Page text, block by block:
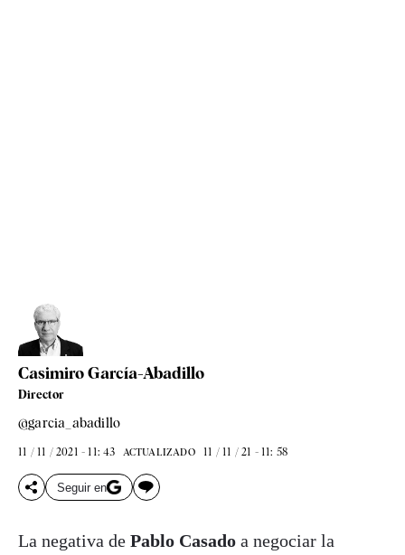
Casimiro García-Abadillo
Director
@garcia_abadillo
11 / 11 / 2021 - 11: 43 ACTUALIZADO 11 / 11 / 21 - 11: 58
Seguir en
La negativa de Pablo Casado a negociar la